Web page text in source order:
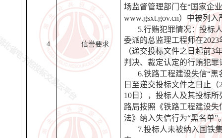
4 信誉要求
场监督管理部门在“国家企
www.gsxt.gov.cn）中被列
5.行贿犯罪情况：投标
委派的总监理工程师在2023
（递交投标文件之日起前3
判决、裁定认定的行贿犯罪
6.铁路工程建设失信“
日至递交投标文件之日止（
10日 ），投标人及其投标
路局按照《铁路工程建设
法》纳入失信行为“黑名单”
7.投标人未被纳入国铁